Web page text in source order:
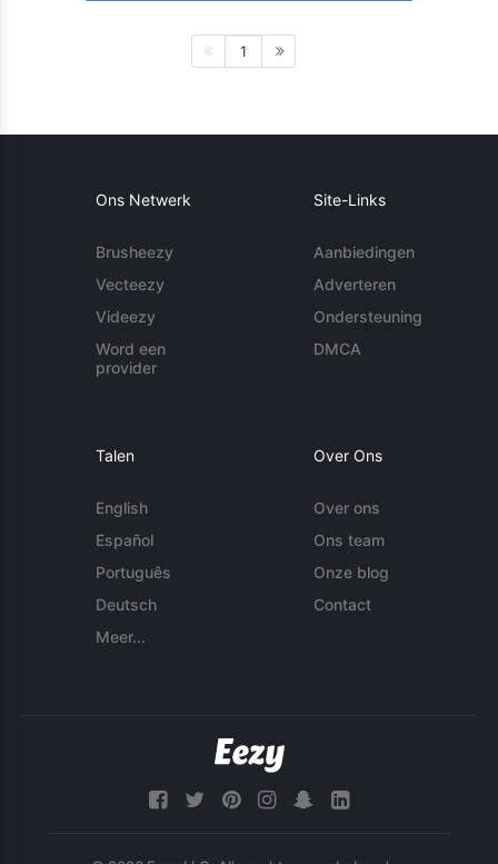
1
Ons Netwerk
Brusheezy
Vecteezy
Videezy
Word een
provider
Site-Links
Aanbiedingen
Adverteren
Ondersteuning
DMCA
Talen
English
Español
Português
Deutsch
Meer...
Over Ons
Over ons
Ons team
Onze blog
Contact